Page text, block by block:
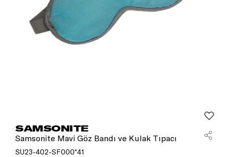
SAMSONITE
Samsonite Mavi Göz Bandı ve Kulak Tıpacı
SU23-402-SF000*41